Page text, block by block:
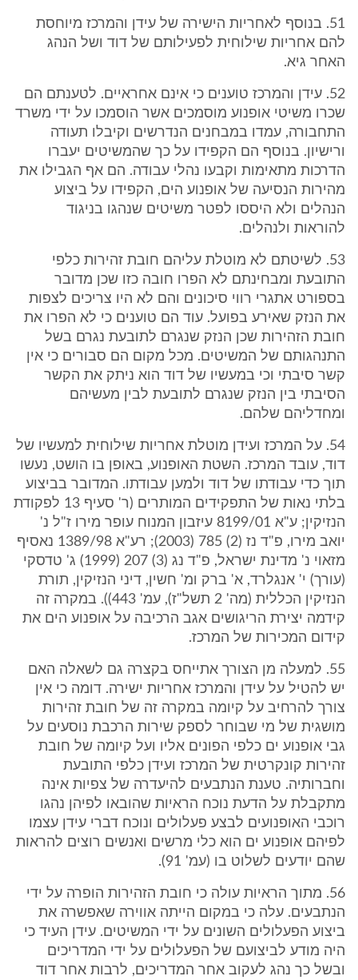
51. בנוסף לאחריות הישירה של עידן והמרכז מיוחסת
להם אחריות שילוחית לפעילותם של דוד ושל הנהג
האחר גיא.
52. עידן והמרכז טוענים כי אינם אחראיים. לטענתם הם
שכרו משיטי אופנוע מוסמכים אשר הוסמכו על ידי משרד
התחבורה, עמדו במבחנים הנדרשים וקיבלו תעודה
ורישיון. בנוסף הם הקפידו על כך שהמשיטים יעברו
הדרכות מתאימות וקבעו נהלי עבודה. הם אף הגבילו את
מהירות הנסיעה של אופנוע הים, הקפידו על ביצוע
הנהלים ולא היססו לפטר משיטים שנהגו בניגוד
להוראות ולנהלים.
53. לשיטתם לא מוטלת עליהם חובת זהירות כלפי
התובעת ומבחינתם לא הפרו חובה כזו שכן מדובר
בספורט אתגרי רווי סיכונים והם לא היו צריכים לצפות
את הנזק שאירע בפועל. עוד הם טוענים כי לא הפרו את
חובת הזהירות שכן הנזק שנגרם לתובעת נגרם בשל
התנהגותם של המשיטים. מכל מקום הם סבורים כי אין
קשר סיבתי וכי במעשיו של דוד הוא ניתק את הקשר
הסיבתי בין הנזק שנגרם לתובעת לבין מעשיהם
ומחדליהם שלהם.
54. על המרכז ועידן מוטלת אחריות שילוחית למעשיו של
דוד, עובד המרכז. השטת האופנוע, באופן בו הושט, נעשו
תוך כדי עבודתו של דוד ולמען עבודתו. המדובר בביצוע
בלתי נאות של התפקידים המותרים (ר' סעיף 13 לפקודת
הנזיקין; ע"א 8199/01 עיזבון המנוח עופר מירו ז"ל נ'
יואב מירו, פ"ד נז (2) 785 (2003); רע"א 1389/98 נאסיף
מזאוי נ' מדינת ישראל, פ"ד נג (3) 207 (1999) ג' טדסקי
(עורך) י' אנגלרד, א' ברק ומ' חשין, דיני הנזיקין, תורת
הנזיקין הכללית (מה' 2 תשל"ז), עמ' 443)). במקרה זה
קידמה יצירת הריגושים אגב הרכיבה על אופנוע הים את
קידום המכירות של המרכז.
55. למעלה מן הצורך אתייחס בקצרה גם לשאלה האם
יש להטיל על עידן והמרכז אחריות ישירה. דומה כי אין
צורך להרחיב על קיומה במקרה זה של חובת זהירות
מושגית של מי שבוחר לספק שירות הרכבת נוסעים על
גבי אופנוע ים כלפי הפונים אליו ועל קיומה של חובת
זהירות קונקרטית של המרכז ועידן כלפי התובעת
וחברותיה. טענת הנתבעים להיעדרה של צפיות אינה
מתקבלת על הדעת נוכח הראיות שהובאו לפיהן נהגו
רוכבי האופנועים לבצע פעלולים ונוכח דברי עידן עצמו
לפיהם אופנוע ים הוא כלי מרשים ואנשים רוצים להראות
שהם יודעים לשלוט בו (עמ' 91).
56. מתוך הראיות עולה כי חובת הזהירות הופרה על ידי
הנתבעים. עלה כי במקום הייתה אווירה שאפשרה את
ביצוע הפעלולים השונים על ידי המשיטים. עידן העיד כי
היה מודע לביצועם של הפעלולים על ידי המדריכים
ובשל כך נהג לעקוב אחר המדריכים, לרבות אחר דוד